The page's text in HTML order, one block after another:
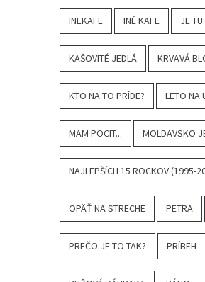
INEKAFE INÉ KAFE JE
KAŠOVITÉ JEDLÁ KRVAVÁ
KTO NA TO PRÍDE? LETO NA
MAM POCIT... MOLDAVSKO
NAJLEPŠÍCH 15 ROCKOV (1995-
OPÄŤ NA STRECHE PETRA
PREČO JE TO TAK? PRÍBEH